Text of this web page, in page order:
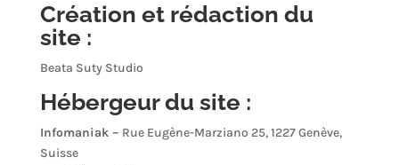
Création et rédaction du
site :
Beata Suty Studio
Hébergeur du site :
Infomaniak – Rue Eugène-Marziano 25, 1227 Genève,
Suisse